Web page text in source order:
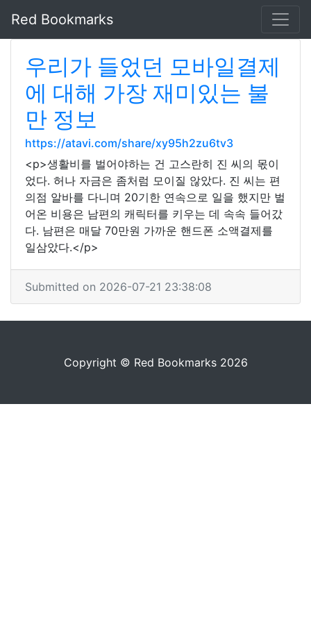
Red Bookmarks
우리가 들었던 모바일결제
에 대해 가장 재미있는 불
만 정보
https://atavi.com/share/xy95h2zu6tv3
<p>생활비를 벌어야하는 건 고스란히 진 씨의 몫이
었다. 허나 자금은 좀처럼 모이질 않았다. 진 씨는 편
의점 알바를 다니며 20기한 연속으로 일을 했지만 벌
어온 비용은 남편의 캐릭터를 키우는 데 속속 들어갔
다. 남편은 매달 70만원 가까운 핸드폰 소액결제를
일삼았다.</p>
Submitted on 2026-07-21 23:38:08
Copyright © Red Bookmarks 2026